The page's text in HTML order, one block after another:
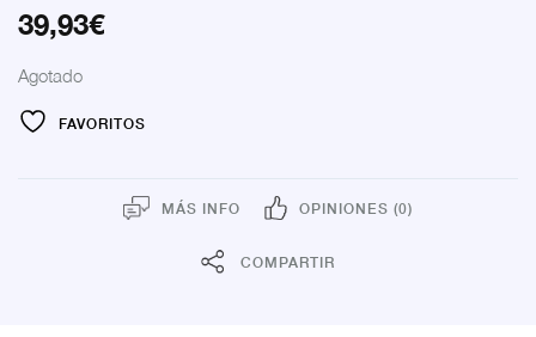
39,93€
Agotado
FAVORITOS
MÁS INFO OPINIONES (0)
COMPARTIR